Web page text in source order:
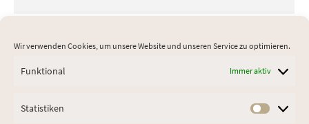
Wir verwenden Cookies, um unsere Website und unseren Service zu optimieren.
Funktional Immer aktiv
Statistiken